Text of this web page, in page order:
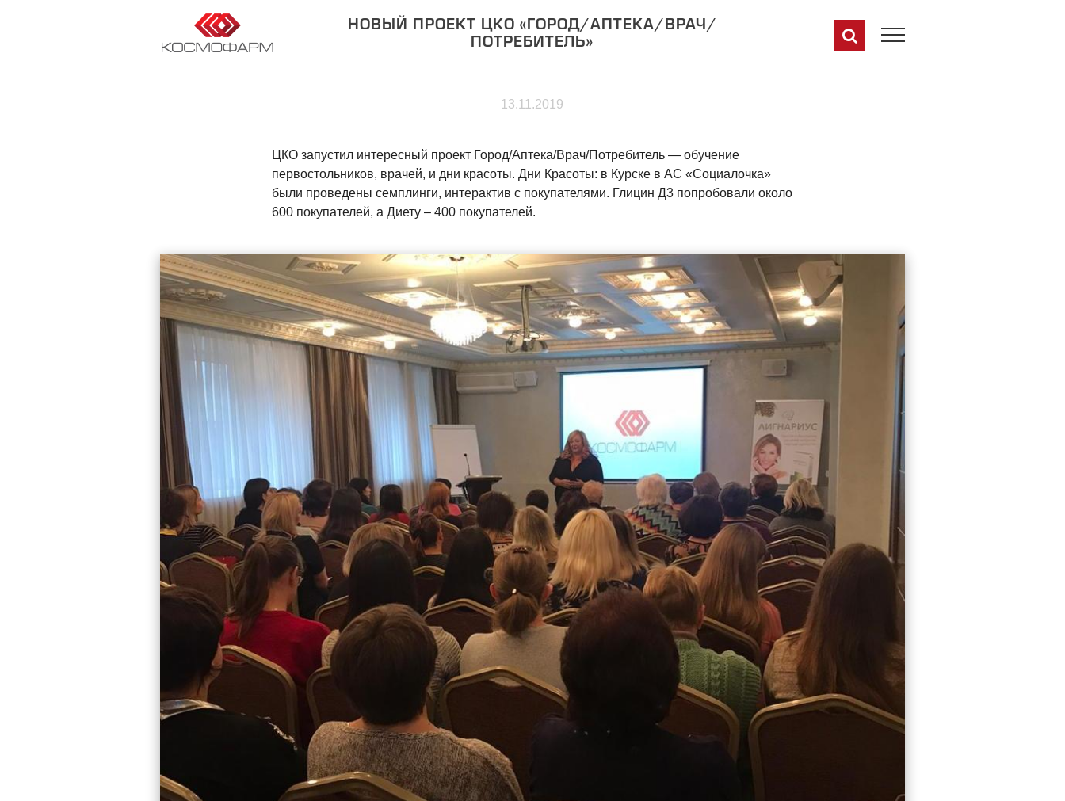
НОВЫЙ ПРОЕКТ ЦКО «ГОРОД/АПТЕКА/ВРАЧ/
ПОТРЕБИТЕЛЬ»
13.11.2019
ЦКО запустил интересный проект Город/Аптека/Врач/Потребитель — обучение
первостольников, врачей, и дни красоты. Дни Красоты: в Курске в АС «Социалочка»
были проведены семплинги, интерактив с покупателями. Глицин Д3 попробовали около
600 покупателей, а Диету – 400 покупателей.